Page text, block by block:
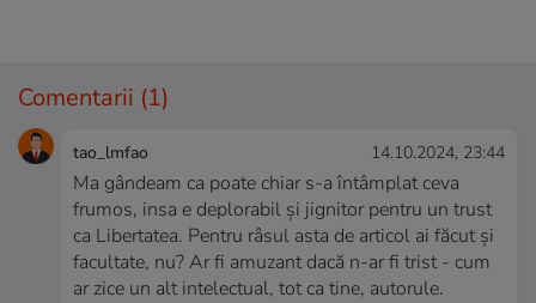
Comentarii (1)
tao_lmfao 14.10.2024, 23:44
Ma gândeam ca poate chiar s-a întâmplat ceva
frumos, insa e deplorabil și jignitor pentru un trust
ca Libertatea. Pentru râsul asta de articol ai făcut și
facultate, nu? Ar fi amuzant dacă n-ar fi trist - cum
ar zice un alt intelectual, tot ca tine, autorule.